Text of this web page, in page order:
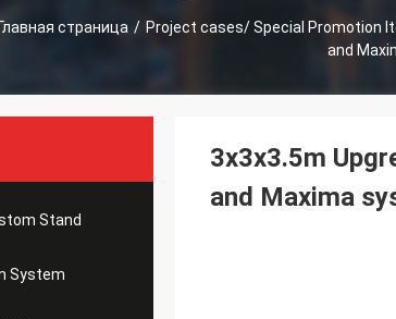
Главная страница / Project cases/ Special Promotion
and
Stand
System
3x3x3.5m
and Maxima